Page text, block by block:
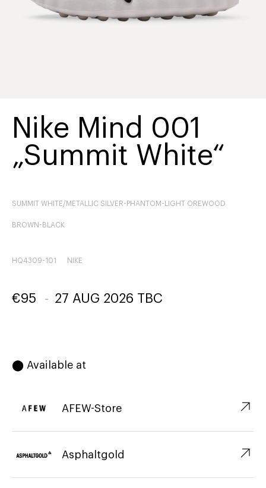
Nike Mind 001
„Summit White“
SUMMIT WHITE/METALLIC SILVER-PHANTOM-LIGHT OREWOOD
BROWN-BLACK
HQ4309-101 NIKE
€95 - 27 AUG 2026 TBC
⬤ Available at
AFEW-Store ↗︎
Asphaltgold ↗︎